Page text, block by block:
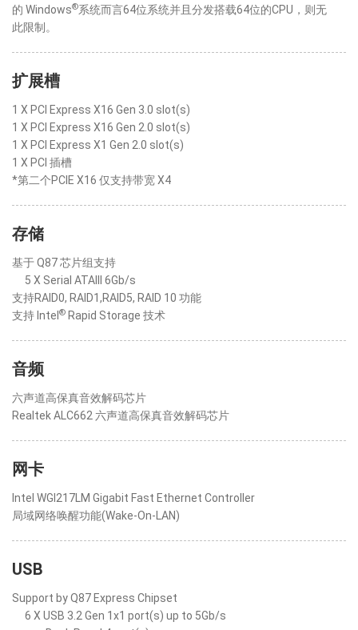
的 Windows®系统而言64位系统并且分发搭载64位的CPU，则无
此限制。
扩展槽
1 X PCI Express X16 Gen 3.0 slot(s)
1 X PCI Express X16 Gen 2.0 slot(s)
1 X PCI Express X1 Gen 2.0 slot(s)
1 X PCI 插槽
*第二个PCIE X16 仅支持带宽 X4
存储
基于 Q87 芯片组支持
5 X Serial ATAIII 6Gb/s
支持RAID0, RAID1,RAID5, RAID 10 功能
支持 Intel ® Rapid Storage 技术
音频
六声道高保真音效解码芯片
Realtek ALC662 六声道高保真音效解码芯片
网卡
Intel WGI217LM Gigabit Fast Ethernet Controller
局域网络唤醒功能(Wake-On-LAN)
USB
Support by Q87 Express Chipset
6 X USB 3.2 Gen 1x1 port(s) up to 5Gb/s